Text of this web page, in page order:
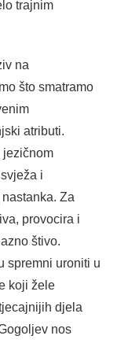
trajnim
na
što smatramo
atributi.
jezičnom
i
Za
provocira i
štivo.
spremni uroniti u
koji žele
djela
nos